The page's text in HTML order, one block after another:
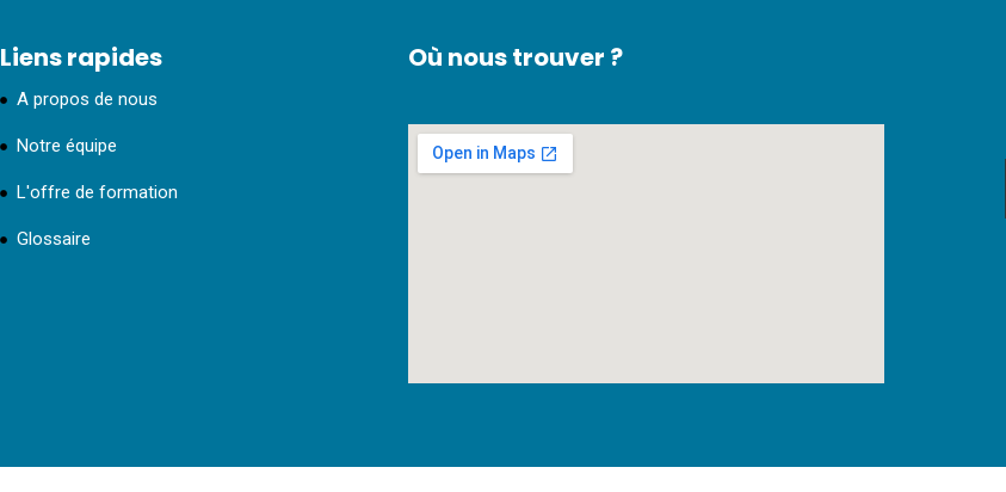
Liens rapides
A propos de nous
Notre équipe
L'offre de formation
Glossaire
Où nous trouver ?